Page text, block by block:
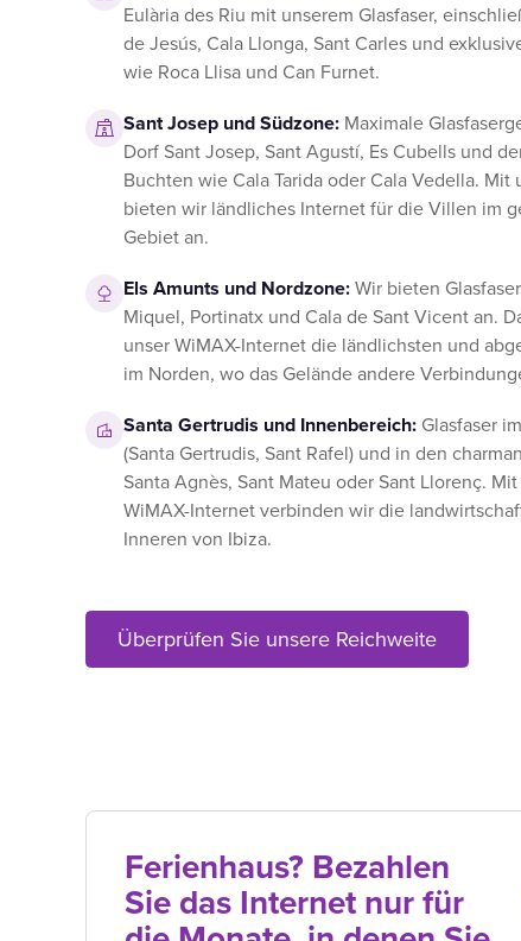
Eulària des Riu mit unserem Glasfaser,
de Jesús, Cala Llonga, Sant Carles und
wie Roca Llisa und Can Furnet.
Sant Josep und Südzone: Maximale
Dorf Sant Josep, Sant Agustí, Es Cubells und
Buchten wie Cala Tarida oder Cala Vedella. Mit
bieten wir ländliches Internet für die Villen im
Gebiet an.
Els Amunts und Nordzone: Wir bieten
Miquel, Portinatx und Cala de Sant Vicent an.
unser WiMAX-Internet die ländlichsten und
im Norden, wo das Gelände andere
Santa Gertrudis und Innenbereich: Glasfaser
(Santa Gertrudis, Sant Rafel) und in den
Santa Agnès, Sant Mateu oder Sant Llorenç.
WiMAX-Internet verbinden wir die
Inneren von Ibiza.
Überprüfen Sie unsere Reichweite
Ferienhaus? Bezahlen
Sie das Internet nur für